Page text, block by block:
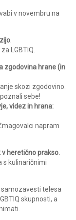
v novembru na
LGBTIQ.
zgodovina hrane (in
skozi zgodovino.
sebe!
videz in hrana:
napram
v heretično prakso.
s kulinaričnimi
telesa
skupnosti, a